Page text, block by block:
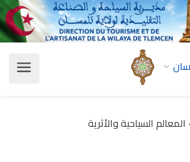
المعالم السياحية والأثرية